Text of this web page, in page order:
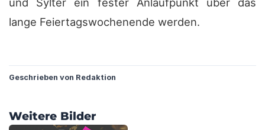
und Sylter ein fester Anlaufpunkt über das
lange Feiertagswochenende werden.
?
?
Geschrieben von Redaktion
Weitere Bilder